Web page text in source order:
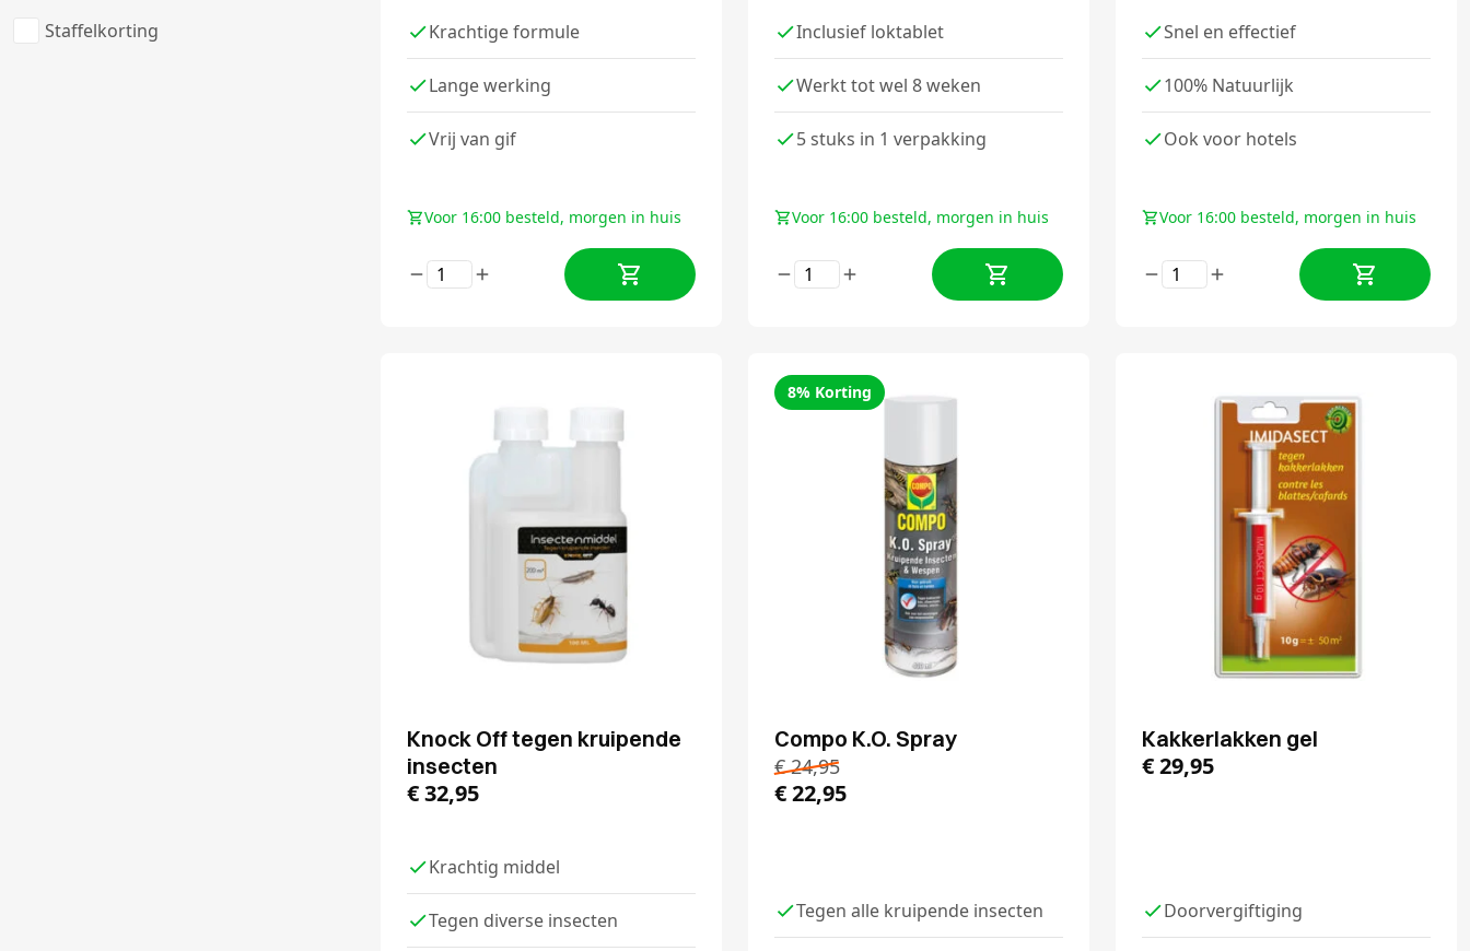
Staffelkorting
Krachtige formule
Lange werking
Vrij van gif
Voor 16:00 besteld, morgen in huis
Inclusief loktablet
Werkt tot wel 8 weken
5 stuks in 1 verpakking
Voor 16:00 besteld, morgen in huis
Snel en effectief
100% Natuurlijk
Ook voor hotels
Voor 16:00 besteld, morgen in huis
Knock Off tegen kruipende
insecten
€32,95
Krachtig middel
Tegen diverse insecten
8% Korting
Compo K.O. Spray
€24,95
€22,95
Tegen alle kruipende insecten
Kakkerlakken gel
€29,95
Doorvergiftiging